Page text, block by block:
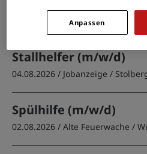
28.07.2026 /
Stallhelfer (m/w/d)
04.08.2026 / Jobanzeige /
Spülhilfe (m/w/d)
02.08.2026 / Alte Feuerwache /
Anpassen